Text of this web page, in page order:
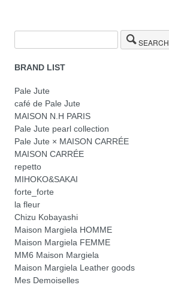
SEARCH
BRAND LIST
Pale Jute
café de Pale Jute
MAISON N.H PARIS
Pale Jute pearl collection
Pale Jute × MAISON CARRÉE
MAISON CARRÉE
repetto
MIHOKO&SAKAI
forte_forte
la fleur
Chizu Kobayashi
Maison Margiela HOMME
Maison Margiela FEMME
MM6 Maison Margiela
Maison Margiela Leather goods
Mes Demoiselles